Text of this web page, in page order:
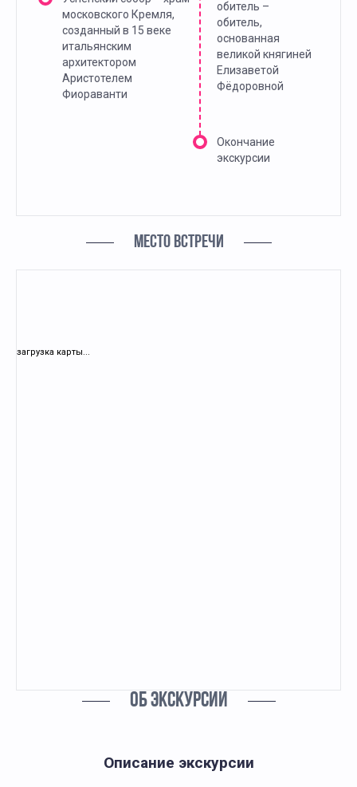
московского Кремля,
созданный в 15 веке
итальянским
архитектором
Аристотелем
Фиораванти
обитель –
обитель,
основанная
великой княгиней
Елизаветой
Фёдоровной
Окончание
экскурсии
МЕСТО ВСТРЕЧИ
загрузка карты...
ОБ ЭКСКУРСИИ
Описание экскурсии